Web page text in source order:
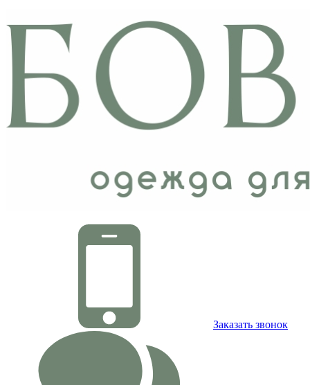
Заказать звонок